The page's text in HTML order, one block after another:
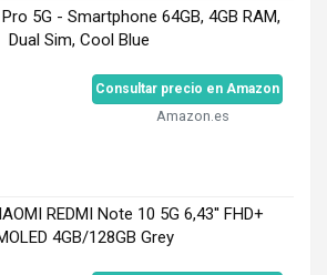
5G - Smartphone 64GB, 4GB RAM,
Dual Sim, Cool Blue
Consultar precio en Amazon
Amazon.es
REDMI Note 10 5G 6,43'' FHD+
4GB/128GB Grey